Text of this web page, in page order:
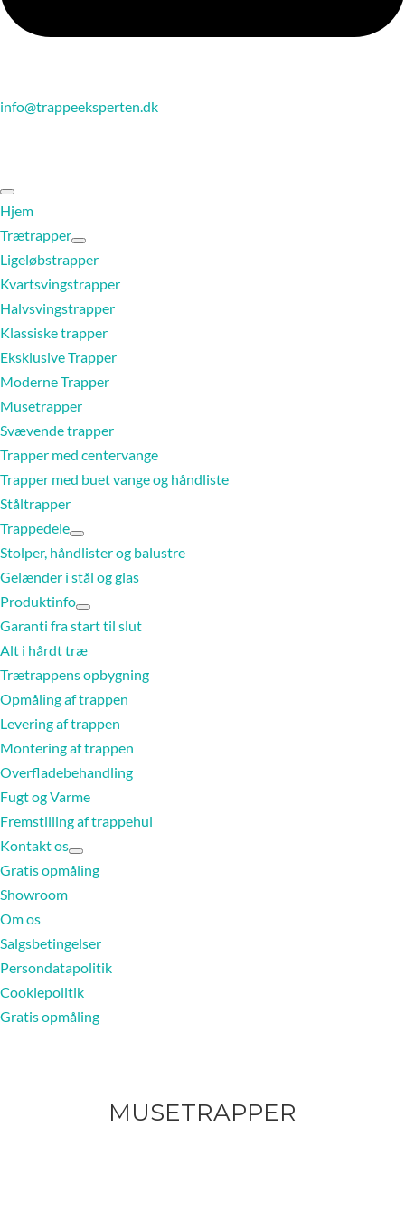
info@trappeeksperten.dk
Hjem
Trætrapper
Ligeløbstrapper
Kvartsvingstrapper
Halvsvingstrapper
Klassiske trapper
Eksklusive Trapper
Moderne Trapper
Musetrapper
Svævende trapper
Trapper med centervange
Trapper med buet vange og håndliste
Ståltrapper
Trappedele
Stolper, håndlister og balustre
Gelænder i stål og glas
Produktinfo
Garanti fra start til slut
Alt i hårdt træ
Trætrappens opbygning
Opmåling af trappen
Levering af trappen
Montering af trappen
Overfladebehandling
Fugt og Varme
Fremstilling af trappehul
Kontakt os
Gratis opmåling
Showroom
Om os
Salgsbetingelser
Persondatapolitik
Cookiepolitik
Gratis opmåling
MUSETRAPPER